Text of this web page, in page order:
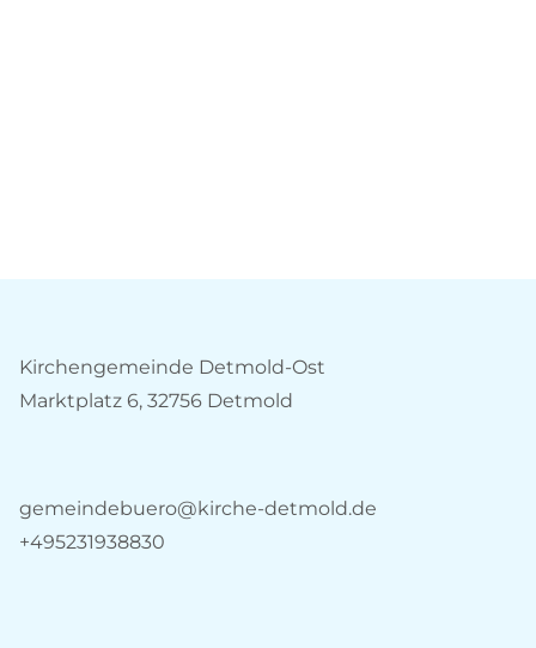
Kirchengemeinde Detmold-Ost
Marktplatz 6, 32756 Detmold
gemeindebuero@kirche-detmold.de
+495231938830